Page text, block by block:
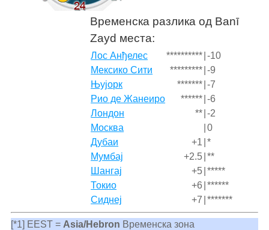
Временска разлика од Banī
Zayd места:
Лос Анђелес ********** -10
Мексико Сити
********* -9
Њујорк
******* -7
Рио де Жанеиро
****** -6
Лондон
** -2
Москва
0
Дубаи
+1 *
Мумбај
+2.5 **
Шангај
+5 *****
Токио
+6 ******
Сиднеј
+7 *******
[*1] EEST = Asia/Hebron Временска зона